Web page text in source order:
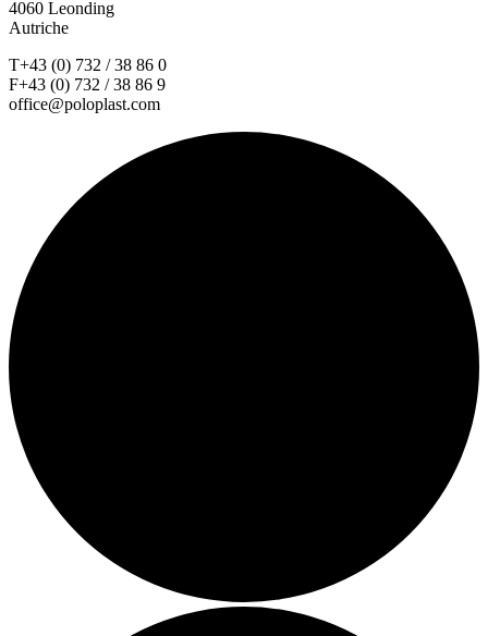
4060 Leonding
Autriche
T+43 (0) 732 / 38 86 0
F+43 (0) 732 / 38 86 9
office@poloplast.com